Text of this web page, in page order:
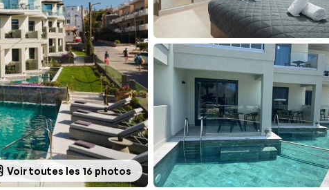
Voir toutes les 16 photos